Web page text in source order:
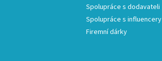
Spolupráce s dodavateli
Spolupráce s influencery
Firemní dárky